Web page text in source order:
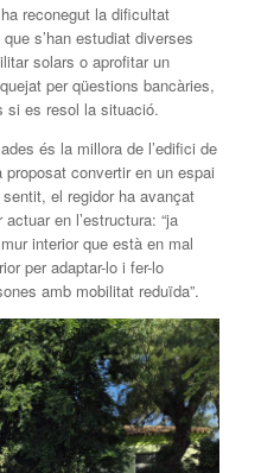
reconegut la dificultat
s’han estudiat diverses
solars o aprofitar un
per qüestions bancàries,
si es resol la situació.
és la millora de l’edifici de
convertir en un espai
el regidor ha avançat
en l’estructura: “ja
interior que està en mal
per adaptar-lo i fer-lo
amb mobilitat reduïda”.